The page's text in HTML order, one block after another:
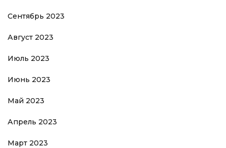
Сентябрь 2023
Август 2023
Июль 2023
Июнь 2023
Май 2023
Апрель 2023
Март 2023